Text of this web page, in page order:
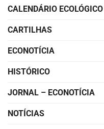
CALENDÁRIO ECOLÓGICO
CARTILHAS
ECONOTÍCIA
HISTÓRICO
JORNAL – ECONOTÍCIA
NOTÍCIAS